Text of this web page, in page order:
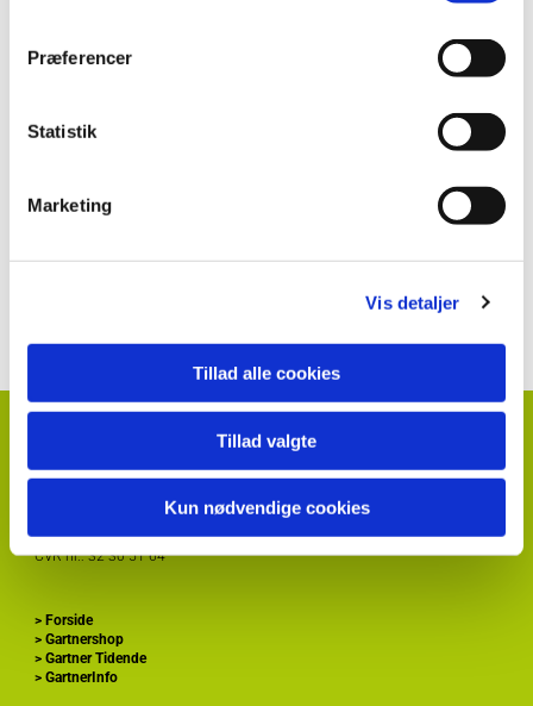
Præferencer
Statistik
Marketing
Vis detaljer
Tillad alle cookies
Tillad valgte
Kun nødvendige cookies
Diflanil 500 SC
DK5250 Odense SV
kontakt@hortiadvice.dk
CVR nr.: 32 30 51 64
> Forside
> Gartnershop
> Gartner Tidende
> GartnerInfo